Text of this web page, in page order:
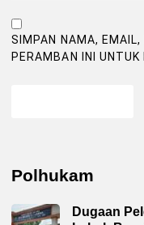
SIMPAN NAMA,
PERAMBAN INI UNTUK
Polhukam
Dugaan